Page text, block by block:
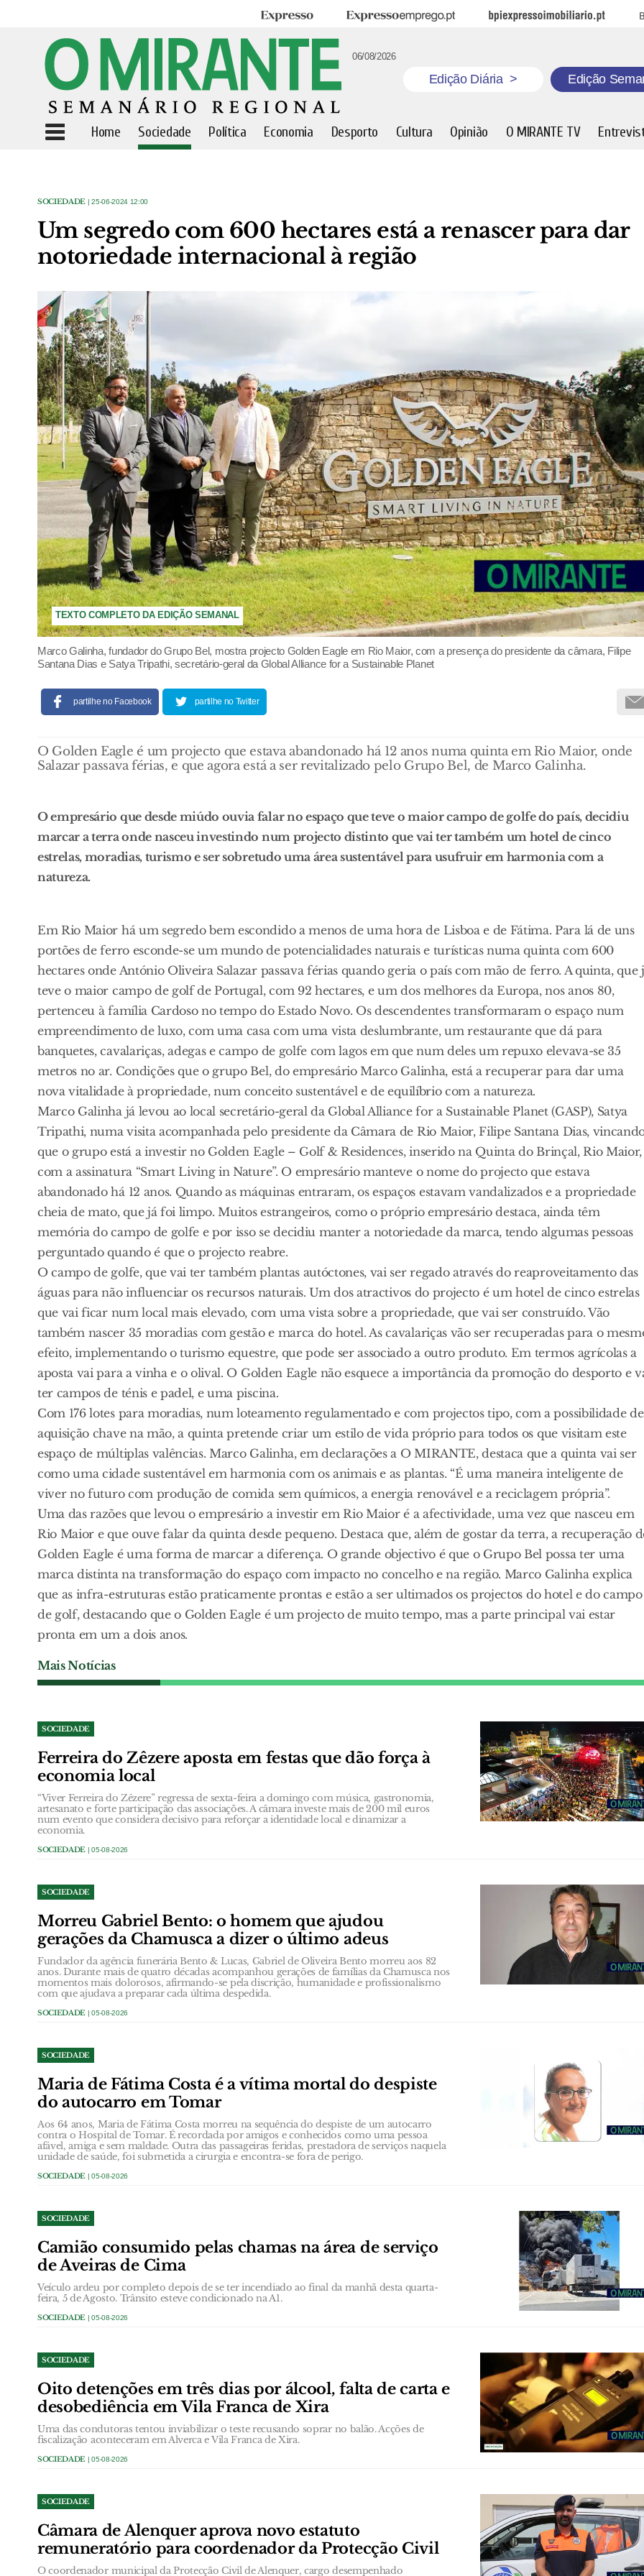
Expresso Expresso Emprego BPI Expresso Imobiliário
06/08/2026
Edição Diária > Edição
Home Sociedade Política Economia Desporto Cultura Opinião O MIRANTE TV
SOCIEDADE | 25-06-2024 12:00
Um segredo com 600 hectares está a renascer para dar
notoriedade internacional à região
TEXTO COMPLETO DA EDIÇÃO SEMANAL
Marco Galinha, fundador do Grupo Bel, mostra projecto Golden Eagle em Rio Maior, com a presença do presidente da câmara, Filipe
Santana Dias e Satya Tripathi, secretário-geral da Global Alliance for a Sustainable Planet
partilhe no Facebook partilhe no Twitter
O Golden Eagle é um projecto que estava abandonado há 12 anos numa quinta em Rio Maior, onde
Salazar passava férias, e que agora está a ser revitalizado pelo Grupo Bel, de Marco Galinha.
O empresário que desde miúdo ouvia falar no espaço que teve o maior campo de golfe do país, decidiu
marcar a terra onde nasceu investindo num projecto distinto que vai ter também um hotel de cinco
estrelas, moradias, turismo e ser sobretudo uma área sustentável para usufruir em harmonia com a
natureza.
Em Rio Maior há um segredo bem escondido a menos de uma hora de Lisboa e de Fátima. Para lá de uns
portões de ferro esconde-se um mundo de potencialidades naturais e turísticas numa quinta com 600
hectares onde António Oliveira Salazar passava férias quando geria o país com mão de ferro. A quinta, que
teve o maior campo de golf de Portugal, com 92 hectares, e um dos melhores da Europa, nos anos 80,
pertenceu à família Cardoso no tempo do Estado Novo. Os descendentes transformaram o espaço num
empreendimento de luxo, com uma casa com uma vista deslumbrante, um restaurante que dá para
banquetes, cavalariças, adegas e campo de golfe com lagos em que num deles um repuxo elevava-se 35
metros no ar. Condições que o grupo Bel, do empresário Marco Galinha, está a recuperar para dar uma
nova vitalidade à propriedade, num conceito sustentável e de equilíbrio com a natureza.
Marco Galinha já levou ao local secretário-geral da Global Alliance for a Sustainable Planet (GASP), Satya
Tripathi, numa visita acompanhada pelo presidente da Câmara de Rio Maior, Filipe Santana Dias,
que o grupo está a investir no Golden Eagle – Golf & Residences, inserido na Quinta do Brinçal, Rio Maior,
com a assinatura “Smart Living in Nature”. O empresário manteve o nome do projecto que estava
abandonado há 12 anos. Quando as máquinas entraram, os espaços estavam vandalizados e a propriedade
cheia de mato, que já foi limpo. Muitos estrangeiros, como o próprio empresário destaca, ainda têm
memória do campo de golfe e por isso se decidiu manter a notoriedade da marca, tendo algumas pessoas
perguntado quando é que o projecto reabre.
O campo de golfe, que vai ter também plantas autóctones, vai ser regado através do reaproveitamento das
águas para não influenciar os recursos naturais. Um dos atractivos do projecto é um hotel de cinco estrelas
que vai ficar num local mais elevado, com uma vista sobre a propriedade, que vai ser construído. Vão
também nascer 35 moradias com gestão e marca do hotel. As cavalariças vão ser recuperadas para o
efeito, implementando o turismo equestre, que pode ser associado a outro produto. Em termos agrícolas a
aposta vai para a vinha e o olival. O Golden Eagle não esquece a importância da promoção do desporto e
ter campos de ténis e padel, e uma piscina.
Com 176 lotes para moradias, num loteamento regulamentado e com projectos tipo, com a possibilidade de
aquisição chave na mão, a quinta pretende criar um estilo de vida próprio para todos os que visitam este
espaço de múltiplas valências. Marco Galinha, em declarações a O MIRANTE, destaca que a quinta vai ser
como uma cidade sustentável em harmonia com os animais e as plantas. “É uma maneira inteligente de
viver no futuro com produção de comida sem químicos, a energia renovável e a reciclagem própria”.
Uma das razões que levou o empresário a investir em Rio Maior é a afectividade, uma vez que nasceu em
Rio Maior e que ouve falar da quinta desde pequeno. Destaca que, além de gostar da terra, a recuperação
Golden Eagle é uma forma de marcar a diferença. O grande objectivo é que o Grupo Bel possa ter uma
marca distinta na transformação do espaço com impacto no concelho e na região. Marco Galinha explica
que as infra-estruturas estão praticamente prontas e estão a ser ultimados os projectos do hotel e do campo
de golf, destacando que o Golden Eagle é um projecto de muito tempo, mas a parte principal vai estar
pronta em um a dois anos.
Mais Notícias
SOCIEDADE
Ferreira do Zêzere aposta em festas que dão força à
economia local
“Viver Ferreira do Zêzere” regressa de sexta-feira a domingo com música, gastronomia,
artesanato e forte participação das associações. A câmara investe mais de 200 mil euros
num evento que considera decisivo para reforçar a identidade local e dinamizar a
economia.
SOCIEDADE | 05-08-2026
SOCIEDADE
Morreu Gabriel Bento: o homem que ajudou
gerações da Chamusca a dizer o último adeus
Fundador da agência funerária Bento & Lucas, Gabriel de Oliveira Bento morreu aos 82
anos. Durante mais de quatro décadas acompanhou gerações de famílias da Chamusca nos
momentos mais dolorosos, afirmando-se pela discrição, humanidade e profissionalismo
com que ajudava a preparar cada última despedida.
SOCIEDADE | 05-08-2026
SOCIEDADE
Maria de Fátima Costa é a vítima mortal do despiste
do autocarro em Tomar
Aos 64 anos, Maria de Fátima Costa morreu na sequência do despiste de um autocarro
contra o Hospital de Tomar. É recordada por amigos e conhecidos como uma pessoa
afável, amiga e sem maldade. Outra das passageiras feridas, prestadora de serviços naquela
unidade de saúde, foi submetida a cirurgia e encontra-se fora de perigo.
SOCIEDADE | 05-08-2026
SOCIEDADE
Camião consumido pelas chamas na área de serviço
de Aveiras de Cima
Veículo ardeu por completo depois de se ter incendiado ao final da manhã desta quarta-
feira, 5 de Agosto. Trânsito esteve condicionado na A1.
SOCIEDADE | 05-08-2026
SOCIEDADE
Oito detenções em três dias por álcool, falta de carta e
desobediência em Vila Franca de Xira
Uma das condutoras tentou inviabilizar o teste recusando soprar no balão. Acções de
fiscalização aconteceram em Alverca e Vila Franca de Xira.
SOCIEDADE | 05-08-2026
SOCIEDADE
Câmara de Alenquer aprova novo estatuto
remuneratório para coordenador da Protecção Civil
O coordenador municipal da Protecção Civil de Alenquer, cargo desempenhado